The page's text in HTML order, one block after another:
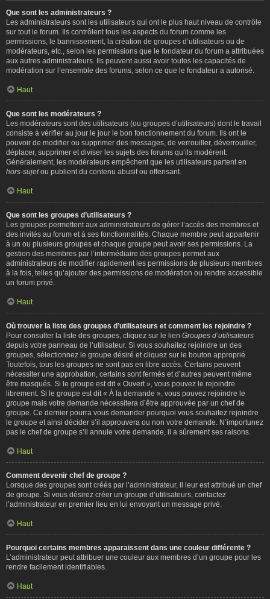
Que sont les administrateurs ?
Les administrateurs sont les utilisateurs qui ont le plus haut niveau de contrôle
sur tout le forum. Ils contrôlent tous les aspects du forum comme les
permissions, le bannissement, la création de groupes d’utilisateurs ou de
modérateurs, etc., selon les permissions que le fondateur du forum a attribuées
aux autres administrateurs. Ils peuvent aussi avoir toutes les capacités de
modération sur l’ensemble des forums, selon ce que le fondateur a autorisé.
Haut
Que sont les modérateurs ?
Les modérateurs sont des utilisateurs (ou groupes d’utilisateurs) dont le travail
consiste à vérifier au jour le jour le bon fonctionnement du forum. Ils ont le
pouvoir de modifier ou supprimer des messages, de verrouiller, déverrouiller,
déplacer, supprimer et diviser les sujets des forums qu’ils modèrent.
Généralement, les modérateurs empêchent que les utilisateurs partent en
hors-sujetou publient du contenu abusif ou offensant.
Haut
Que sont les groupes d’utilisateurs ?
Les groupes permettent aux administrateurs de gérer l’accès des membres et
des invités au forum et à ses fonctionnalités. Chaque membre peut appartenir
à un ou plusieurs groupes et chaque groupe peut avoir ses permissions. La
gestion des membres par l’intermédiaire des groupes permet aux
administrateurs de modifier rapidement les permissions de plusieurs membres
à la fois, telles qu’ajouter des permissions de modération ou rendre accessible
un forum privé.
Haut
Où trouver la liste des groupes d’utilisateurs et comment les rejoindre ?
Pour consulter la liste des groupes, cliquez sur le lien Groupes d’utilisateurs
depuis votre panneau de l’utilisateur. Si vous souhaitez rejoindre un des
groupes, sélectionnez le groupe désiré et cliquez sur le bouton approprié.
Toutefois, tous les groupes ne sont pas en libre accès. Certains peuvent
nécessiter une approbation, certains sont fermés et d’autres peuvent même
être masqués. Si le groupe est dit « Ouvert », vous pouvez le rejoindre
librement. Si le groupe est dit « À la demande », vous pouvez rejoindre le
groupe mais votre demande nécessitera d’être approuvée par un chef de
groupe. Ce dernier pourra vous demander pourquoi vous souhaitez rejoindre
le groupe et ainsi décider s’il approuvera ou non votre demande. N’importunez
pas le chef de groupe s’il annule votre demande, il a sûrement ses raisons.
Haut
Comment devenir chef de groupe ?
Lorsque des groupes sont créés par l’administrateur, il leur est attribué un chef
de groupe. Si vous désirez créer un groupe d’utilisateurs, contactez
l’administrateur en premier lieu en lui envoyant un message privé.
Haut
Pourquoi certains membres apparaissent dans une couleur différente ?
L’administrateur peut attribuer une couleur aux membres d’un groupe pour les
rendre facilement identifiables.
Haut